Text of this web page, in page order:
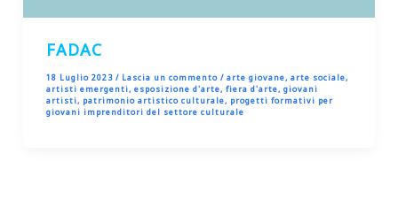
FADAC
18 Luglio 2023 / Lascia un commento / arte giovane, arte sociale,
artisti emergenti, esposizione d'arte, fiera d'arte, giovani
artisti, patrimonio artistico culturale, progetti formativi per
giovani imprenditori del settore culturale